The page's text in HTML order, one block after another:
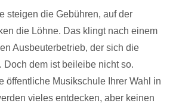
steigen die Gebühren, auf der
die Löhne. Das klingt nach einem
Ausbeuterbetrieb, der sich die
Doch dem ist beileibe nicht so.
öffentliche Musikschule Ihrer Wahl in
vieles entdecken, aber keinen